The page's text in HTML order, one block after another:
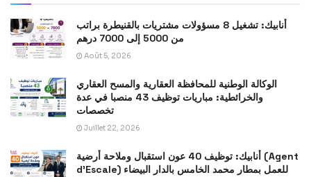
أنابيك: تشغيل 8 مسؤولات مشتريات بالقنيطرة براتب
من 5000 إلى 7000 درهم
Août 5, 2026
الوكالة الوطنية للمحافظة العقارية والمسح العقاري
والخرائطية: مباريات توظيف 43 منصبا في عدة
تخصصات
Juillet 22, 2026
أنابيك: توظيف 40 عون استقبال وملاحة أرضية (Agent
d’Escale) للعمل بمطار محمد الخامس بالدار البيضاء